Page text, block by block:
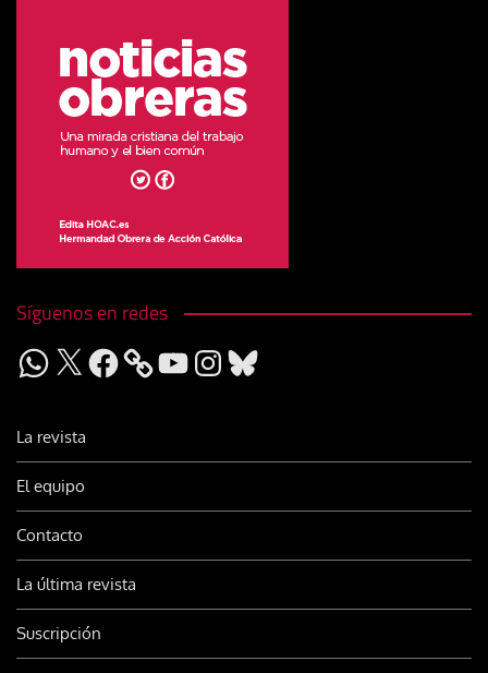
Síguenos en redes
WhatsApp
X Facebook YouTubeInstagram
Bluesky
La revista
El equipo
Contacto
La última revista
Suscripción